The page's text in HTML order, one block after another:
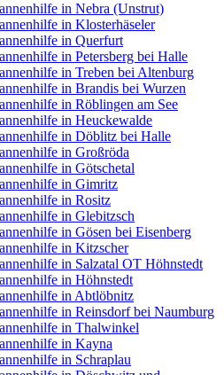
in Nebra (Unstrut)
in Klosterhäseler
in Querfurt
in Petersberg bei Halle
in Treben bei Altenburg
in Brandis bei Wurzen
in Röblingen am See
in Heuckewalde
in Döblitz bei Halle
in Großröda
in Götschetal
in Gimritz
in Rositz
in Glebitzsch
in Gösen bei Eisenberg
in Kitzscher
in Salzatal OT Höhnstedt
in Höhnstedt
in Abtlöbnitz
in Reinsdorf bei Naumburg
in Thalwinkel
in Kayna
in Schraplau